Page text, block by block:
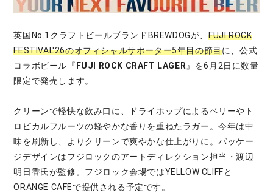
英国No.1クラフトビールブランドBREWDOGが、 FUJI ROCK
FESTIVAL'26のオフィシャルサポーター5年目の節目に、公式
コラボビール『 FUJI ROCK CRAFT LAGER 』を6月2日に数量
限定で発売します。
クリーンで軽快な飲み口に、ドライホップによるベリーやト
ロピカルフルーツの軽やかな香りを重ねたラガー。今年は中
味を刷新し、よりクリーンで爽やかな仕上がりに。パッケー
ジデザインはフジロックのアートディレクション担当・渡辺
明日香氏が監修。フジロック会場ではYELLOW CLIFFと
ORANGE CAFEで提供される予定です。